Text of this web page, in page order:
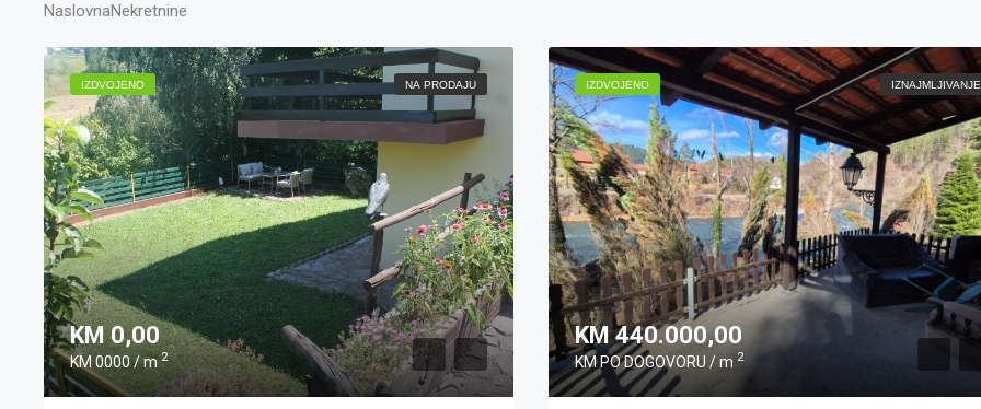
Hoteli
Kuće
Ostalo
Poslovni prostori
Stanovi
Vikendice
Vile
Zemljišta
Lista želja
NaslovnaNekretnine
IZDVOJENO NA PRODAJU
KM 0,00
KM 0000 / m2
IZDVOJENO IZNAJMLJIVANJE
KM 440.000,00
KM PO DOGOVORU / m 2